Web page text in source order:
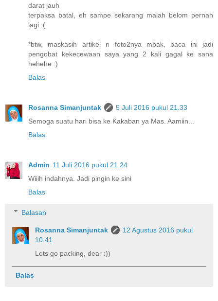
darat jauh
terpaksa batal, eh sampe sekarang malah belom pernah
lagi :(
*btw, maskasih artikel n foto2nya mbak, baca ini jadi
pengobat kekecewaan saya yang 2 kali gagal ke sana
hehehe :)
Balas
Rosanna Simanjuntak
5 Juli 2016 pukul 21.33
Semoga suatu hari bisa ke Kakaban ya Mas. Aamiin...
Balas
Admin 11 Juli 2016 pukul 21.24
Wiiih indahnya. Jadi pingin ke sini
Balas
Balasan
Rosanna Simanjuntak
12 Agustus 2016 pukul
10.41
Lets go packing, dear :))
Balas